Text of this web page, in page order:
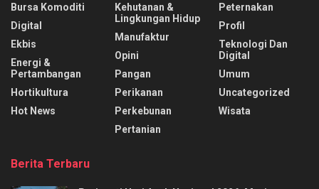
Bursa Komoditi
Digital
Ekbis
Energi &
Pertambangan
Hortikultura
Hot News
Kehutanan &
Lingkungan Hidup
Manufaktur
Opini
Pangan
Perikanan
Perkebunan
Pertanian
Peternakan
Profil
Teknologi Dan
Digital
Umum
Uncategorized
Wisata
Berita Terbaru